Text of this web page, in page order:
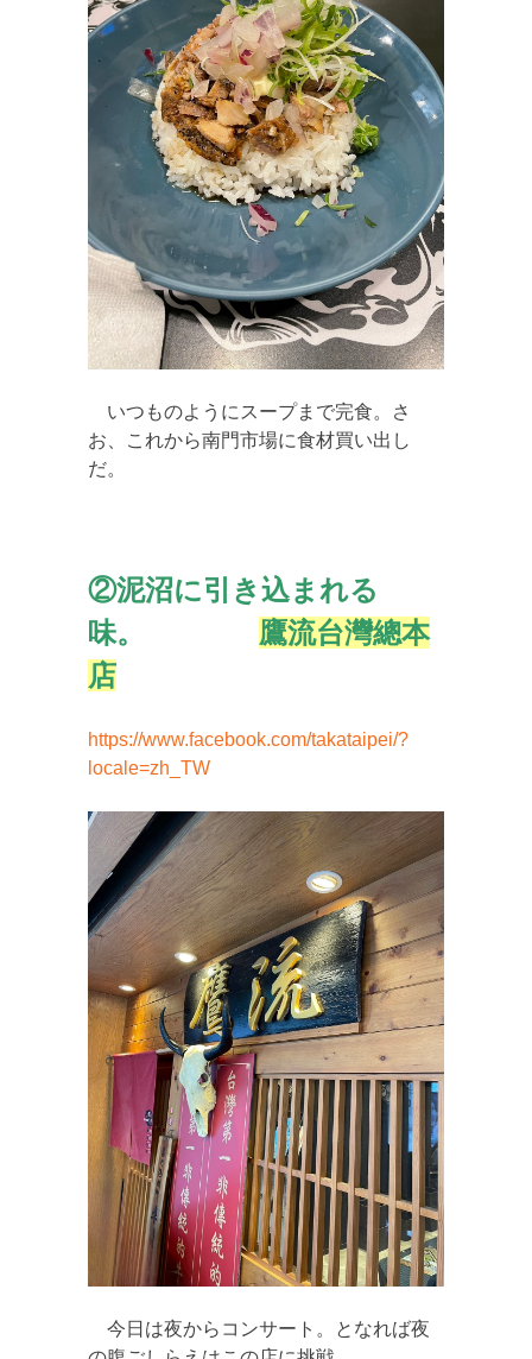
いつものようにスープまで完食。さ
お、これから南門市場に食材買い出し
だ。
②泥沼に引き込まれる
味。 鷹流台灣總本
店
https://www.facebook.com/takataipei/?
locale=zh_TW
今日は夜からコンサート。となれば夜